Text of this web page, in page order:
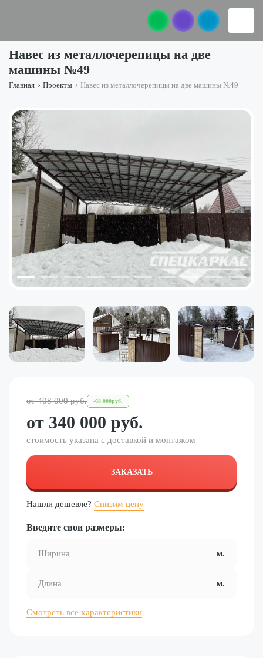
Навес из металлочерепицы на две
машины №49
Главная › Проекты › Навес из металлочерепицы на две машины №49
от408 000 руб. -68 000руб.
от 340 000 руб.
стоимость указана с доставкой и монтажом
ЗАКАЗАТЬ
Нашли дешевле? Снизим цену
Введите свои размеры:
Смотреть все характеристики